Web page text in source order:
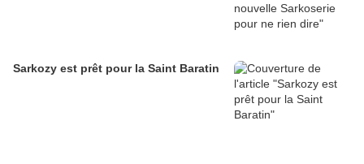
Sarkozy est prêt pour la Saint Baratin